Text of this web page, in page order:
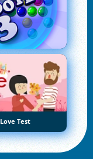
Love Test